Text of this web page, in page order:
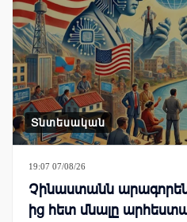
Տնտեսական
19:07 07/08/26
Չինաստանն
ից հետ մնալը